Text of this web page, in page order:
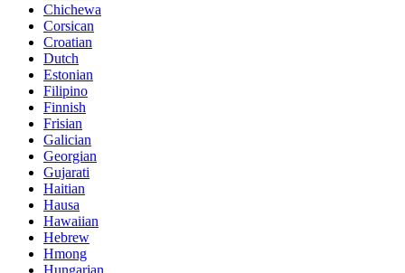
Chichewa
Corsican
Croatian
Dutch
Estonian
Filipino
Finnish
Frisian
Galician
Georgian
Gujarati
Haitian
Hausa
Hawaiian
Hebrew
Hmong
Hungarian